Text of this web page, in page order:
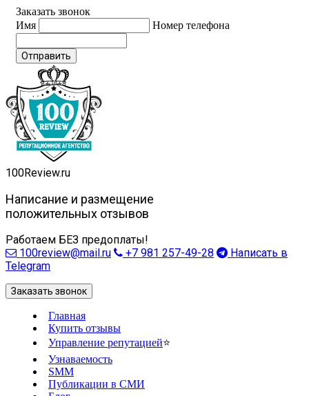
Заказать звонок
Имя
Номер телефона
Отправить
100Review.ru
Написание и размещение
положительных отзывов
Работаем БЕЗ предоплаты!
100review@mail.ru
+7 981 257-49-28
Написать в
Telegram
Заказать звонок
Главная
Купить отзывы
Управление репутацией⭐
Узнаваемость
SMM
Публикации в СМИ